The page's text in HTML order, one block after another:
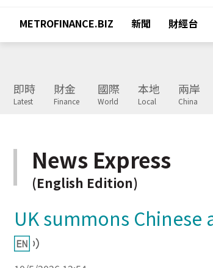
METROFINANCE.BIZ 新聞 財經台
即時
Latest
財金
Finance
國際
World
本地
Local
兩岸
China
News Express
(English Edition)
UK summons